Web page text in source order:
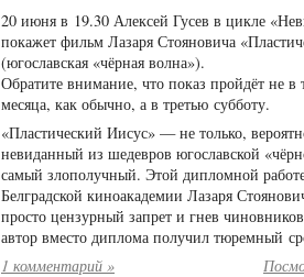
20 июня в 19.30 Алексей Гусев в цикле
покажет фильм Лазаря Стояновича
(югославская «чёрная волна»).
Обратите внимание, что показ пройдёт не в
месяца, как обычно, а в третью субботу.
«Пластический Иисус» — не только,
невиданный из шедевров югославской
самый злополучный. Этой дипломной
Белградской киноакадемии Лазаря
просто цензурный запрет и гнев
автор вместо диплома получил тюремный
1 комментарий »